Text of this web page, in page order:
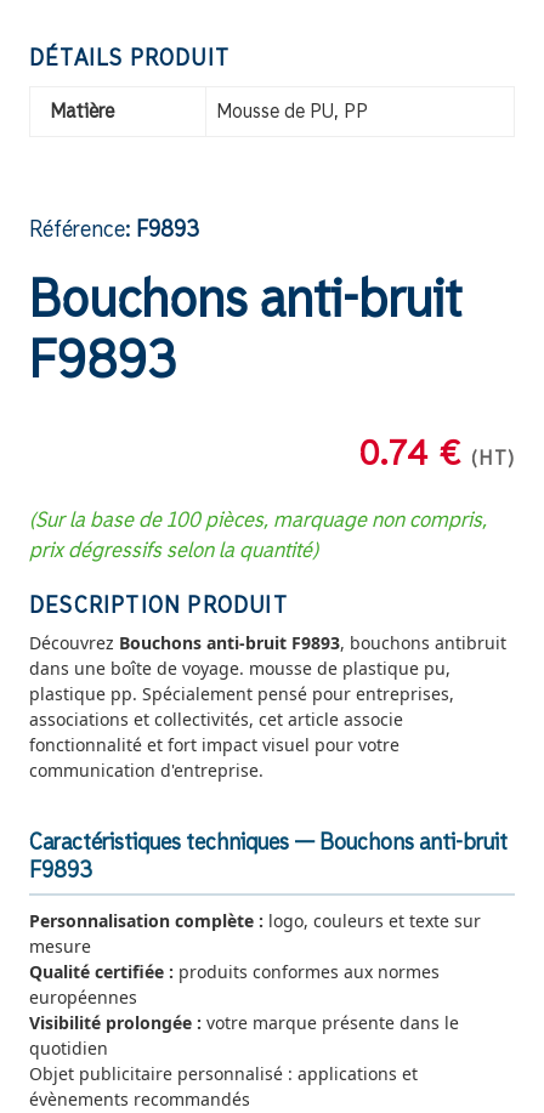
DÉTAILS PRODUIT
Matière Mousse de PU, PP
Référence: F9893
Bouchons anti-bruit
F9893
0.74 € (HT)
(Sur la base de 100 pièces, marquage non compris,
prix dégressifs selon la quantité)
DESCRIPTION PRODUIT
Découvrez Bouchons anti-bruit F9893, bouchons antibruit
dans une boîte de voyage. mousse de plastique pu,
plastique pp. Spécialement pensé pour entreprises,
associations et collectivités, cet article associe
fonctionnalité et fort impact visuel pour votre
communication d'entreprise.
Caractéristiques techniques — Bouchons anti-bruit
F9893
Personnalisation complète : logo, couleurs et texte sur
mesure
Qualité certifiée : produits conformes aux normes
européennes
Visibilité prolongée : votre marque présente dans le
quotidien
Objet publicitaire personnalisé : applications et
évènements recommandés